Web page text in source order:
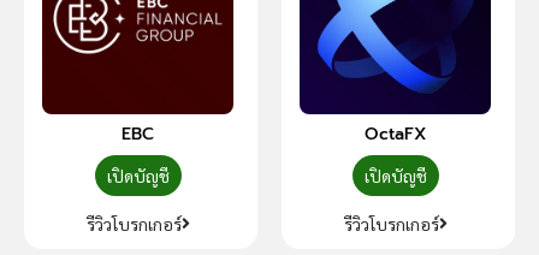
EBC
เปิดบัญชี
รีวิวโบรกเกอร์
OctaFX
เปิดบัญชี
รีวิวโบรกเกอร์